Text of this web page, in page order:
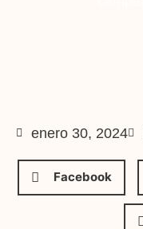
enero 30, 2024
Facebook